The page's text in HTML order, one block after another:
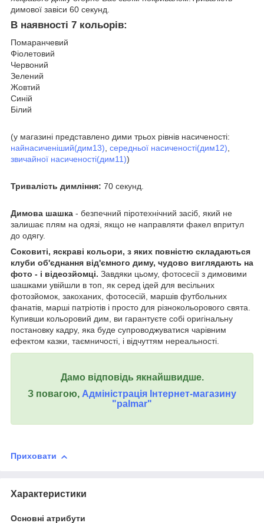
димової завіси 60 секунд.
В наявності 7 кольорів:
Помаранчевий
Фіолетовий
Червоний
Зелений
Жовтий
Синій
Білий
(у магазині представлено дими трьох рівнів насиченості:
найнасиченіший(дим13), середньої насиченості(дим12),
звичайної насиченості(дим11))
Тривалість димління: 70 секунд.
Димова шашка - безпечний піротехнічний засіб, який не
залишає плям на одязі, якщо не направляти факел впритул
до одягу.
Соковиті, яскраві кольори, з яких повністю складаються
клуби об'єднання від'ємного диму, чудово виглядають на
фото - і відеозйомці. Завдяки цьому, фотосесії з димовими
шашками увійшли в топ, як серед ідей для весільних
фотозйомок, закоханих, фотосесій, маршів футбольних
фанатів, марші патріотів і просто для різнокольорового свята.
Купивши кольоровий дим, ви гарантуєте собі оригінальну
постановку кадру, яка буде супроводжуватися чарівним
ефектом казки, таємничості, і відчуттям нереальності.
Дамо відповідь якнайшвидше.
З повагою, Адміністрація Інтернет-магазину
"palmar"
Приховати
Характеристики
Основні атрибути